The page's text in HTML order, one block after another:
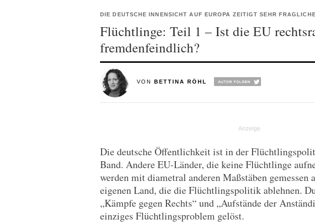
DIE DEUTSCHE INNENSICHT AUF EUROPA ZEITIGT SEHR
Flüchtlinge: Teil 1 – Ist die EU
fremdenfeindlich?
VON BETTINA RÖHL
Die deutsche Öffentlichkeit ist in der
Band. Andere EU-Länder, die keine Flüchtlinge
werden mit diametral anderen Maßstäben gemessen
eigenen Land, die die Flüchtlingspolitik ablehnen.
„Kämpfe gegen Rechts“ und „Aufstände der
einziges Flüchtlingsproblem gelöst.